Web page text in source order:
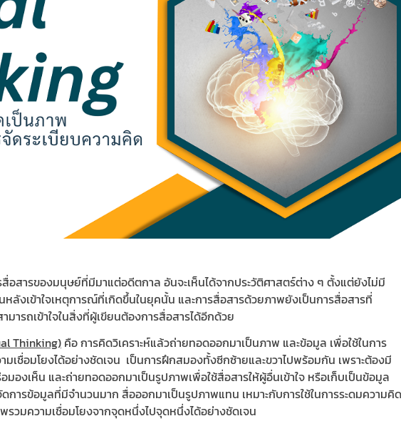
สื่อสารของมนุษย์ที่มีมาแต่อดีตกาล อันจะเห็นได้จากประวัติศาสตร์ต่าง ๆ ตั้งแต่ยังไม่มี
ลังเข้าใจเหตุการณ์ที่เกิดขึ้นในยุคนั้น และการสื่อสารด้วยภาพยังเป็นการสื่อสารที่
มารถเข้าใจในสิ่งที่ผู้เขียนต้องการสื่อสารได้อีกด้วย
Thinking) คือ การคิดวิเคราะห์แล้วถ่ายทอดออกมาเป็นภาพ และข้อมูล เพื่อใช้ในการ
มเชื่อมโยงได้อย่างชัดเจน เป็นการฝึกสมองทั้งซีกซ้ายและขวาไปพร้อมกัน เพราะต้องมี
องเห็น และถ่ายทอดออกมาเป็นรูปภาพเพื่อใช้สื่อสารให้ผู้อื่นเข้าใจ หรือเก็บเป็นข้อมูล
การข้อมูลที่มีจำนวนมาก สื่อออกมาเป็นรูปภาพแทน เหมาะกับการใช้ในการระดมความคิด
รวมความเชื่อมโยงจากจุดหนึ่งไปจุดหนึ่งได้อย่างชัดเจน